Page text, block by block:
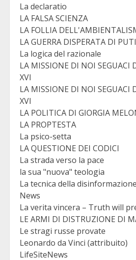
La declaratio
LA FALSA SCIENZA
LA FOLLIA
LA GUERRA DISPERATA DI
La logica del razionale
LA MISSIONE DI NOI SEGUACI
XVI
LA MISSIONE DI NOI SEGUACI
XVI
LA POLITICA DI GIORGIA
LA PROPTESTA
La psico-setta
LA QUESTIONE DEI CODICI
La strada verso la pace
la sua "nuova" teologia
La tecnica della
News
La verita vincera – Truth will
LE ARMI DI DISTRUZIONE DI
Le stragi russe provate
Leonardo da Vinci (attribuito)
LifeSiteNews